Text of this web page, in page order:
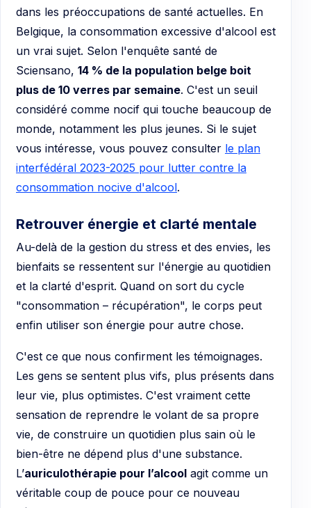
dans les préoccupations de santé actuelles. En
Belgique, la consommation excessive d'alcool est
un vrai sujet. Selon l'enquête santé de
Sciensano, 14 % de la population belge boit
plus de 10 verres par semaine. C'est un seuil
considéré comme nocif qui touche beaucoup de
monde, notamment les plus jeunes. Si le sujet
vous intéresse, vous pouvez consulter le plan
interfédéral 2023-2025 pour lutter contre la
consommation nocive d'alcool.
Retrouver énergie et clarté mentale
Au-delà de la gestion du stress et des envies, les
bienfaits se ressentent sur l'énergie au quotidien
et la clarté d'esprit. Quand on sort du cycle
"consommation – récupération", le corps peut
enfin utiliser son énergie pour autre chose.
C'est ce que nous confirment les témoignages.
Les gens se sentent plus vifs, plus présents dans
leur vie, plus optimistes. C'est vraiment cette
sensation de reprendre le volant de sa propre
vie, de construire un quotidien plus sain où le
bien-être ne dépend plus d'une substance.
L’auriculothérapie pour l’alcool agit comme un
véritable coup de pouce pour ce nouveau